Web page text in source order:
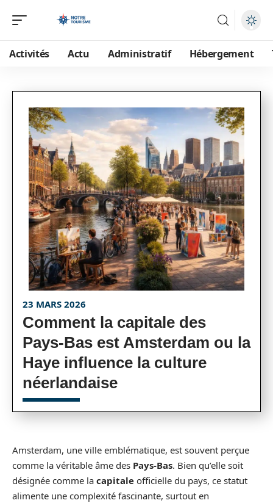
Activités Actu Administratif Hébergement
23 MARS 2026
Comment la capitale des
Pays-Bas est Amsterdam ou la
Haye influence la culture
néerlandaise
Amsterdam, une ville emblématique, est souvent perçue
comme la véritable âme des Pays-Bas. Bien qu’elle soit
désignée comme la capitale officielle du pays, ce statut
alimente une complexité fascinante, surtout en